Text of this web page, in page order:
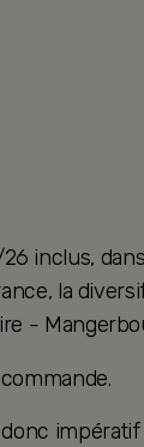
inclus,
la
-